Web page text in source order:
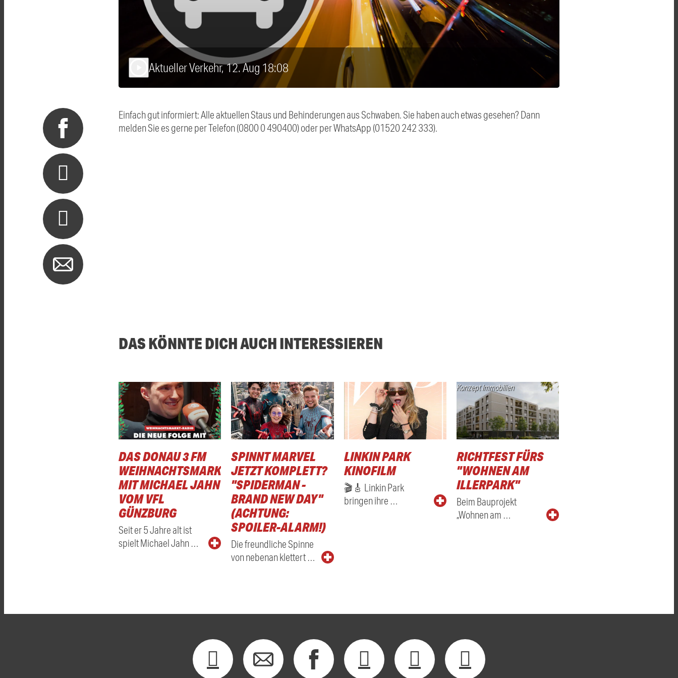
Aktueller Verkehr, 12. Aug 18:08
Einfach gut informiert: Alle aktuellen Staus und Behinderungen aus Schwaben. Sie haben auch etwas gesehen? Dann
melden Sie es gerne per Telefon (0800 0 490400) oder per WhatsApp (01520 242 333).
DAS KÖNNTE DICH AUCH INTERESSIEREN
DAS DONAU 3 FM
WEIHNACHTSMARKTRADIO
MIT MICHAEL JAHN
VOM VFL
GÜNZBURG
Seit er 5 Jahre alt ist
spielt Michael Jahn …
SPINNT MARVEL
JETZT KOMPLETT?
"SPIDERMAN -
BRAND NEW DAY"
(ACHTUNG:
SPOILER-ALARM!)
Die freundliche Spinne
von nebenan klettert …
LINKIN PARK
KINOFILM
🎬🎸 Linkin Park
bringen ihre …
Konzept Immobilien
RICHTFEST FÜRS
"WOHNEN AM
ILLERPARK"
Beim Bauprojekt
„Wohnen am …